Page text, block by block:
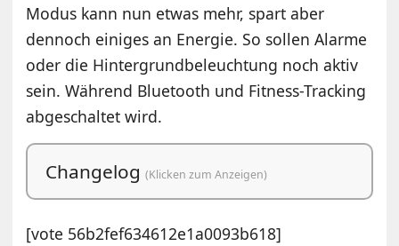
Modus kann nun etwas mehr, spart aber
dennoch einiges an Energie. So sollen Alarme
oder die Hintergrundbeleuchtung noch aktiv
sein. Während Bluetooth und Fitness-Tracking
abgeschaltet wird.
Changelog(Klicken zum Anzeigen)
[vote 56b2fef634612e1a0093b618]